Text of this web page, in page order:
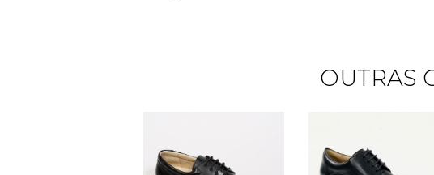
OUTRAS